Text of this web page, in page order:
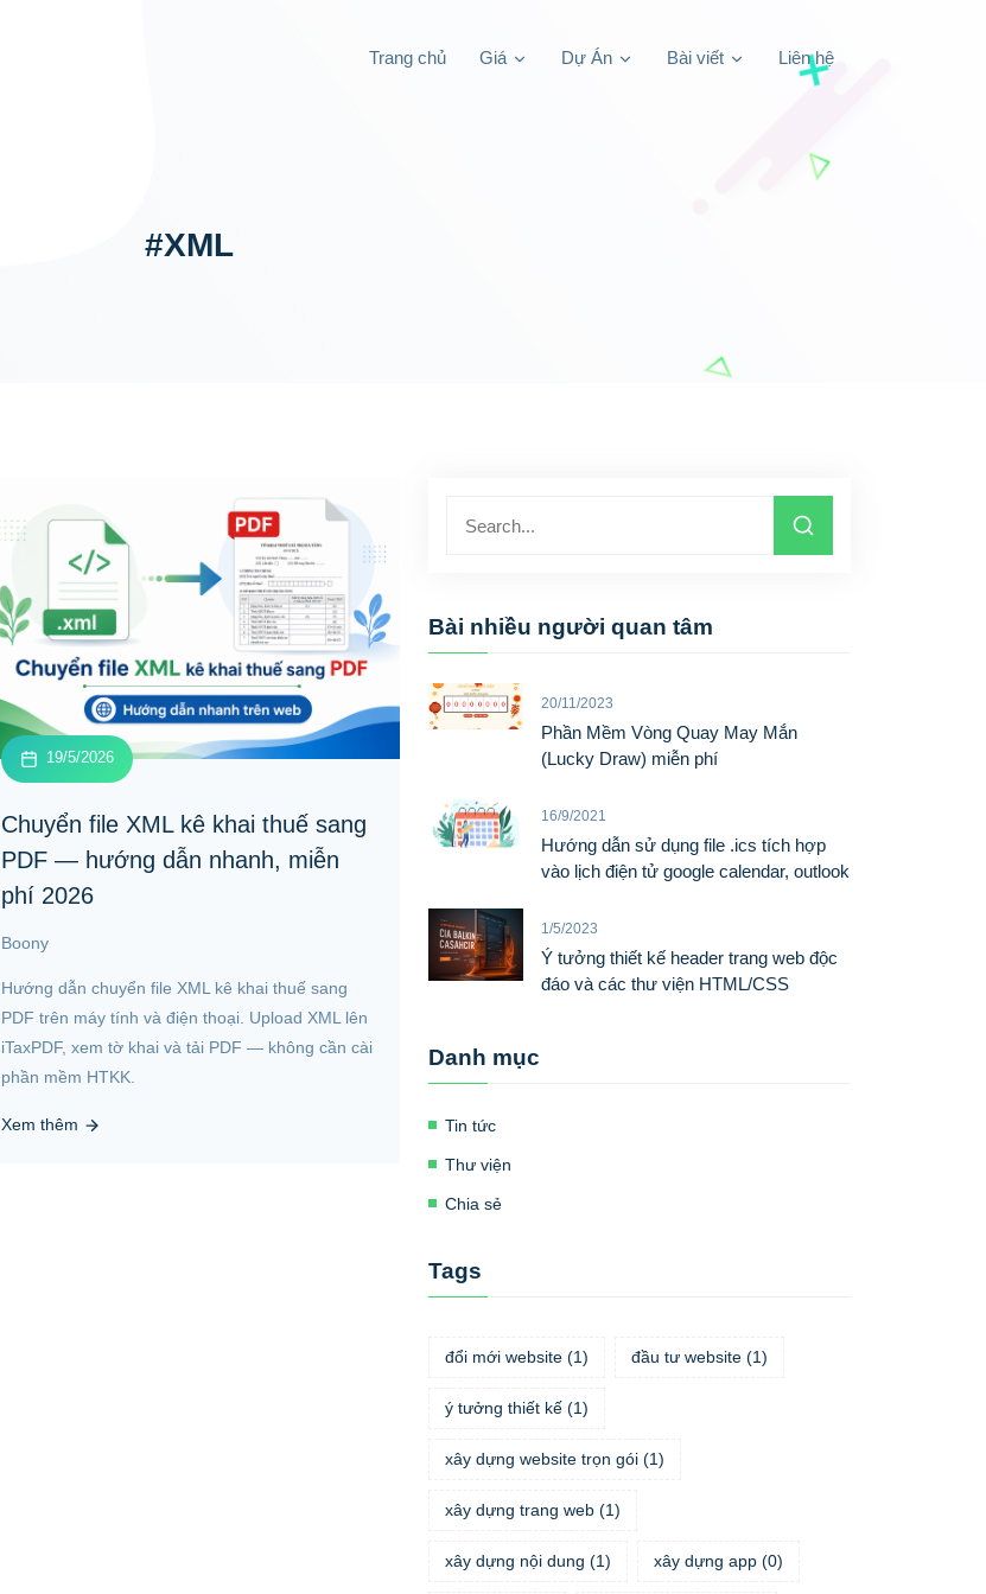
Trang chủ Giá Dự Án Bài viết Liên hệ
#XML
19/5/2026
Chuyển file XML kê khai thuế sang
PDF — hướng dẫn nhanh, miễn
phí 2026
Boony
Hướng dẫn chuyển file XML kê khai thuế sang
PDF trên máy tính và điện thoại. Upload XML lên
iTaxPDF, xem tờ khai và tải PDF — không cần cài
phần mềm HTKK.
Xem thêm
Bài nhiều người quan tâm
20/11/2023
Phần Mềm Vòng Quay May Mắn
(Lucky Draw) miễn phí
16/9/2021
Hướng dẫn sử dụng file .ics tích hợp
vào lịch điện tử google calendar, outlook
1/5/2023
Ý tưởng thiết kế header trang web độc
đáo và các thư viện HTML/CSS
Danh mục
Tin tức
Thư viện
Chia sẻ
Tags
đổi mới website (1) đầu tư website (1)
ý tưởng thiết kế (1)
xây dựng website trọn gói (1)
xây dựng trang web (1)
xây dựng nội dung (1) xây dựng app (0)